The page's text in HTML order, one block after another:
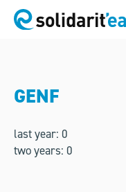
GENF
last year: 0
two years: 0